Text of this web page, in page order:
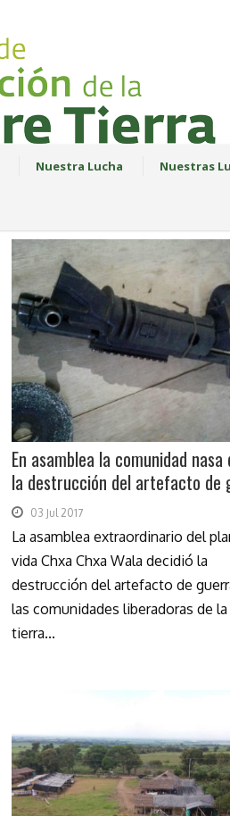
Nuestra Lucha Nuestras
En asamblea la comunidad nasa
la destrucción del artefacto de
03 Jul 2017
La asamblea extraordinario del
vida Chxa Chxa Wala decidió la
destrucción del artefacto de
las comunidades liberadoras de la
tierra...